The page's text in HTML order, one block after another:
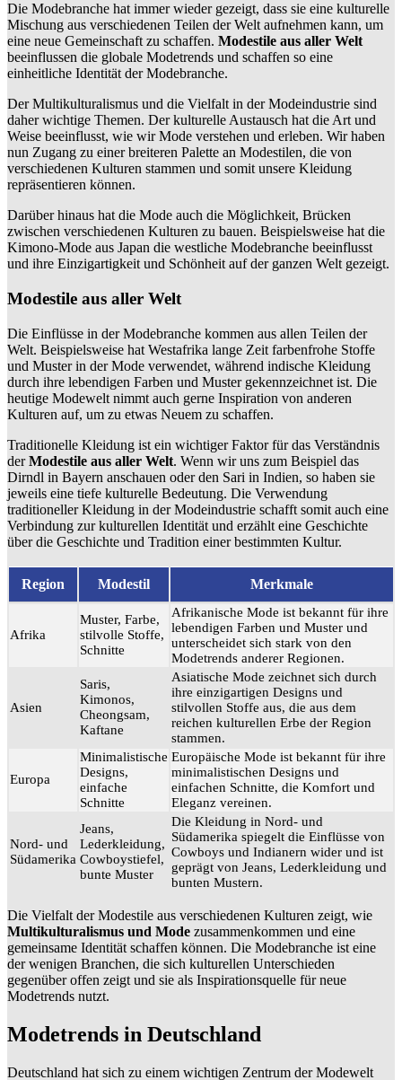
Die Modebranche hat immer wieder gezeigt, dass sie eine kulturelle
Mischung aus verschiedenen Teilen der Welt aufnehmen kann, um
eine neue Gemeinschaft zu schaffen. Modestile aus aller Welt
beeinflussen die globale Modetrends und schaffen so eine
einheitliche Identität der Modebranche.
Der Multikulturalismus und die Vielfalt in der Modeindustrie sind
daher wichtige Themen. Der kulturelle Austausch hat die Art und
Weise beeinflusst, wie wir Mode verstehen und erleben. Wir haben
nun Zugang zu einer breiteren Palette an Modestilen, die von
verschiedenen Kulturen stammen und somit unsere Kleidung
repräsentieren können.
Darüber hinaus hat die Mode auch die Möglichkeit, Brücken
zwischen verschiedenen Kulturen zu bauen. Beispielsweise hat die
Kimono-Mode aus Japan die westliche Modebranche beeinflusst
und ihre Einzigartigkeit und Schönheit auf der ganzen Welt gezeigt.
Modestile aus aller Welt
Die Einflüsse in der Modebranche kommen aus allen Teilen der
Welt. Beispielsweise hat Westafrika lange Zeit farbenfrohe Stoffe
und Muster in der Mode verwendet, während indische Kleidung
durch ihre lebendigen Farben und Muster gekennzeichnet ist. Die
heutige Modewelt nimmt auch gerne Inspiration von anderen
Kulturen auf, um zu etwas Neuem zu schaffen.
Traditionelle Kleidung ist ein wichtiger Faktor für das Verständnis
derModestile aus aller Welt. Wenn wir uns zum Beispiel das
Dirndl in Bayern anschauen oder den Sari in Indien, so haben sie
jeweils eine tiefe kulturelle Bedeutung. Die Verwendung
traditioneller Kleidung in der Modeindustrie schafft somit auch eine
Verbindung zur kulturellen Identität und erzählt eine Geschichte
über die Geschichte und Tradition einer bestimmten Kultur.
Region Modestil Merkmale
Afrika
Muster, Farbe,
stilvolle Stoffe,
Schnitte
Afrikanische Mode ist bekannt für ihre
lebendigen Farben und Muster und
unterscheidet sich stark von den
Modetrends anderer Regionen.
Asien
Saris,
Kimonos,
Cheongsam,
Kaftane
Asiatische Mode zeichnet sich durch
ihre einzigartigen Designs und
stilvollen Stoffe aus, die aus dem
reichen kulturellen Erbe der Region
stammen.
Europa
Minimalistische
Designs,
einfache
Schnitte
Europäische Mode ist bekannt für ihre
minimalistischen Designs und
einfachen Schnitte, die Komfort und
Eleganz vereinen.
Nord- und
Südamerika
Jeans,
Lederkleidung,
Cowboystiefel,
bunte Muster
Die Kleidung in Nord- und
Südamerika spiegelt die Einflüsse von
Cowboys und Indianern wider und ist
geprägt von Jeans, Lederkleidung und
bunten Mustern.
Die Vielfalt der Modestile aus verschiedenen Kulturen zeigt, wie
Multikulturalismus und Mode zusammenkommen und eine
gemeinsame Identität schaffen können. Die Modebranche ist eine
der wenigen Branchen, die sich kulturellen Unterschieden
gegenüber offen zeigt und sie als Inspirationsquelle für neue
Modetrends nutzt.
Modetrends in Deutschland
Deutschland hat sich zu einem wichtigen Zentrum der Modewelt